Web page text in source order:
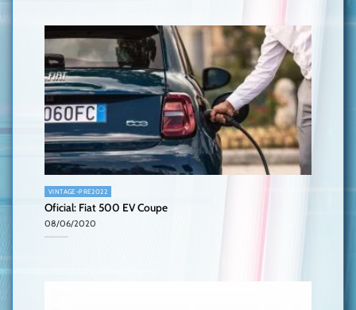
VINTAGE-PRE2022
Oficial: Fiat 500 EV Coupe
08/06/2020